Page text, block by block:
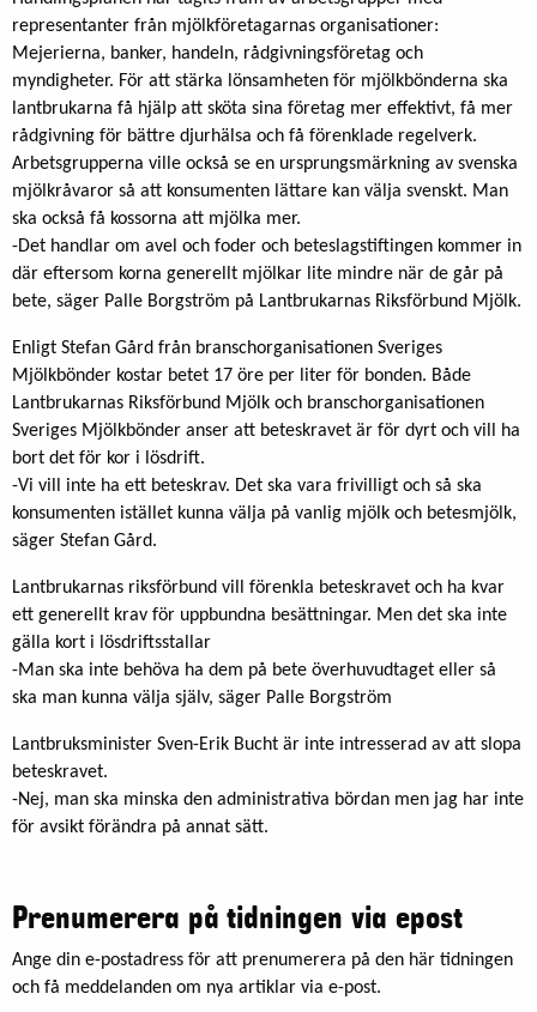
representanter från mjölkföretagarnas organisationer:
Mejerierna, banker, handeln, rådgivningsföretag och
myndigheter. För att stärka lönsamheten för mjölkbönderna ska
lantbrukarna få hjälp att sköta sina företag mer effektivt, få mer
rådgivning för bättre djurhälsa och få förenklade regelverk.
Arbetsgrupperna ville också se en ursprungsmärkning av svenska
mjölkråvaror så att konsumenten lättare kan välja svenskt. Man
ska också få kossorna att mjölka mer.
-Det handlar om avel och foder och beteslagstiftingen kommer in
där eftersom korna generellt mjölkar lite mindre när de går på
bete, säger Palle Borgström på Lantbrukarnas Riksförbund Mjölk.
Enligt Stefan Gård från branschorganisationen Sveriges
Mjölkbönder kostar betet 17 öre per liter för bonden. Både
Lantbrukarnas Riksförbund Mjölk och branschorganisationen
Sveriges Mjölkbönder anser att beteskravet är för dyrt och vill ha
bort det för kor i lösdrift.
-Vi vill inte ha ett beteskrav. Det ska vara frivilligt och så ska
konsumenten istället kunna välja på vanlig mjölk och betesmjölk,
säger Stefan Gård.
Lantbrukarnas riksförbund vill förenkla beteskravet och ha kvar
ett generellt krav för uppbundna besättningar. Men det ska inte
gälla kort i lösdriftsstallar
-Man ska inte behöva ha dem på bete överhuvudtaget eller så
ska man kunna välja själv, säger Palle Borgström
Lantbruksminister Sven-Erik Bucht är inte intresserad av att slopa
beteskravet.
-Nej, man ska minska den administrativa bördan men jag har inte
för avsikt förändra på annat sätt.
Prenumerera på tidningen via epost
Ange din e-postadress för att prenumerera på den här tidningen
och få meddelanden om nya artiklar via e-post.